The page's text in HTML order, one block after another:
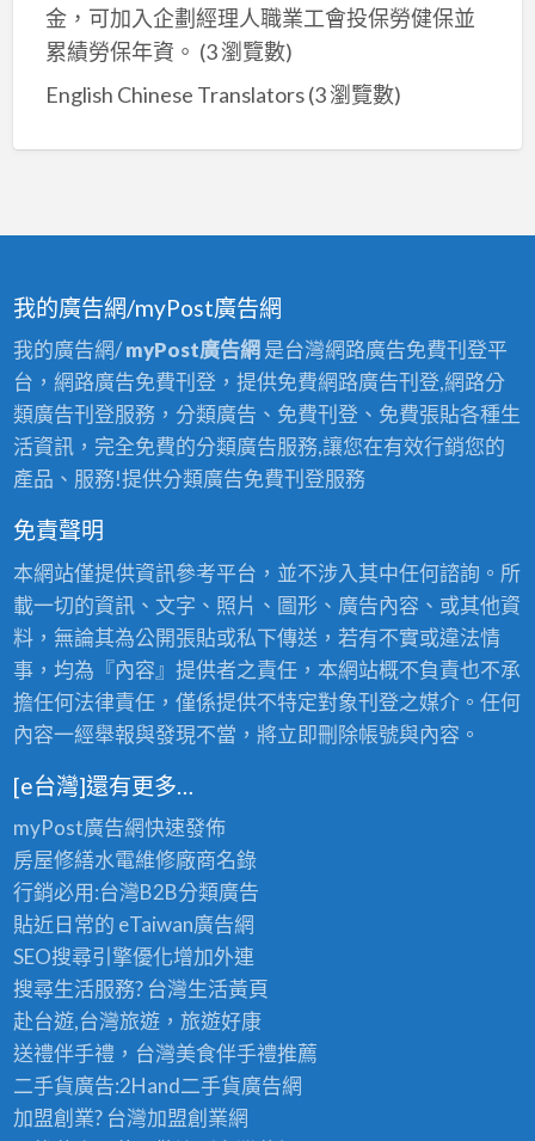
金，可加入企劃經理人職業工會投保勞健保並
累績勞保年資。 (3 瀏覽數)
English Chinese Translators(3 瀏覽數)
我的廣告網/myPost廣告網
我的廣告網/myPost廣告網 是台灣網路廣告免費刊登平
台，網路廣告免費刊登，提供免費網路廣告刊登,網路分
類廣告刊登服務，分類廣告、免費刊登、免費張貼各種生
活資訊，完全免費的分類廣告服務,讓您在有效行銷您的
產品、服務!提供分類廣告免費刊登服務
免責聲明
本網站僅提供資訊參考平台，並不涉入其中任何諮詢。所
載一切的資訊、文字、照片、圖形、廣告內容、或其他資
料，無論其為公開張貼或私下傳送，若有不實或違法情
事，均為『內容』提供者之責任，本網站概不負責也不承
擔任何法律責任，僅係提供不特定對象刊登之媒介。任何
內容一經舉報與發現不當，將立即刪除帳號與內容。
[e台灣]還有更多…
myPost廣告網快速發佈
房屋修繕水電維修廠商名錄
行銷必用:台灣B2B分類廣告
貼近日常的 eTaiwan廣告網
SEO搜尋引擎優化增加外連
搜尋生活服務? 台灣生活黃頁
赴台遊,台灣旅遊，旅遊好康
送禮伴手禮，台灣美食伴手禮推薦
二手貨廣告:2Hand二手貨廣告網
加盟創業? 台灣加盟創業網